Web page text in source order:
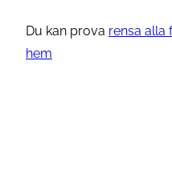
Du kan prova rensa alla
hem